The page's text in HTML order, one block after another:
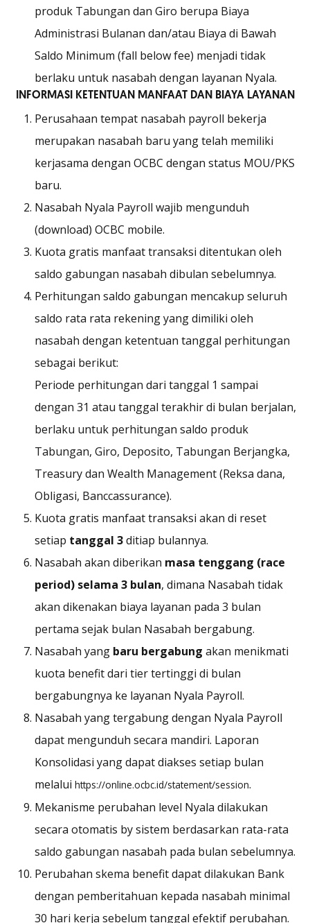
produk Tabungan dan Giro berupa Biaya
Administrasi Bulanan dan/atau Biaya di Bawah
Saldo Minimum (fall below fee) menjadi tidak
berlaku untuk nasabah dengan layanan Nyala.
INFORMASI KETENTUAN MANFAAT DAN BIAYA LAYANAN
Perusahaan tempat nasabah payroll bekerja
merupakan nasabah baru yang telah memiliki
kerjasama dengan OCBC dengan status MOU/PKS
baru.
Nasabah Nyala Payroll wajib mengunduh
(download) OCBC mobile.
Kuota gratis manfaat transaksi ditentukan oleh
saldo gabungan nasabah dibulan sebelumnya.
Perhitungan saldo gabungan mencakup seluruh
saldo rata rata rekening yang dimiliki oleh
nasabah dengan ketentuan tanggal perhitungan
sebagai berikut:
Periode perhitungan dari tanggal 1 sampai
dengan 31 atau tanggal terakhir di bulan berjalan,
berlaku untuk perhitungan saldo produk
Tabungan, Giro, Deposito, Tabungan Berjangka,
Treasurydan Wealth Management(Reksa dana,
Obligasi, Banccassurance).
Kuota gratis manfaat transaksi akan di reset
setiap tanggal 3ditiap bulannya.
Nasabah akan diberikan masa tenggang (race
period) selama 3 bulan, dimana Nasabah tidak
akan dikenakan biaya layanan pada 3 bulan
pertama sejak bulan Nasabah bergabung.
Nasabah yang baru bergabung akan menikmati
kuota benefit dari tier tertinggi di bulan
bergabungnya ke layanan Nyala Payroll.
Nasabah yang tergabung dengan Nyala Payroll
dapat mengunduh secara mandiri. Laporan
Konsolidasi yang dapat diakses setiap bulan
melalui https://online.ocbc.id/statement/session.
Mekanisme perubahan level Nyala dilakukan
secara otomatis by sistem berdasarkan rata-rata
saldo gabungan nasabah pada bulan sebelumnya.
Perubahan skema benefit dapat dilakukan Bank
dengan pemberitahuan kepada nasabah minimal
30 hari kerja sebelum tanggal efektif perubahan.